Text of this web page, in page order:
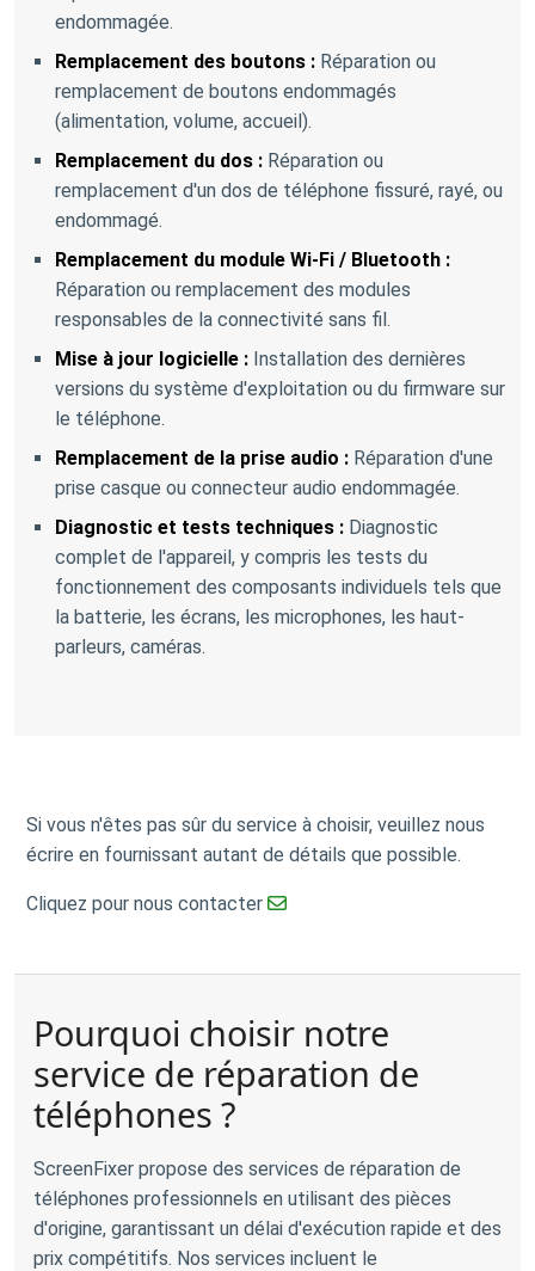
endommagée.
Remplacement des boutons : Réparation ou
remplacement de boutons endommagés
(alimentation, volume, accueil).
Remplacement du dos : Réparation ou
remplacement d'un dos de téléphone fissuré, rayé, ou
endommagé.
Remplacement du module Wi-Fi / Bluetooth :
Réparation ou remplacement des modules
responsables de la connectivité sans fil.
Mise à jour logicielle : Installation des dernières
versions du système d'exploitation ou du firmware sur
le téléphone.
Remplacement de la prise audio : Réparation d'une
prise casque ou connecteur audio endommagée.
Diagnostic et tests techniques : Diagnostic
complet de l'appareil, y compris les tests du
fonctionnement des composants individuels tels que
la batterie, les écrans, les microphones, les haut-
parleurs, caméras.
Si vous n'êtes pas sûr du service à choisir, veuillez nous
écrire en fournissant autant de détails que possible.
Cliquez pour nous contacter
Pourquoi choisir notre
service de réparation de
téléphones ?
ScreenFixer propose des services de réparation de
téléphones professionnels en utilisant des pièces
d'origine, garantissant un délai d'exécution rapide et des
prix compétitifs. Nos services incluent le